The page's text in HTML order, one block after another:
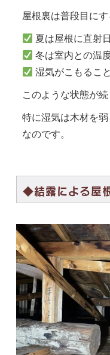
屋根裏は普段目に
夏は屋根に直射
冬は室内との温
湿気がこもるこ
このような状態が
特に湿気は木材を
なのです。
◆結露による屋